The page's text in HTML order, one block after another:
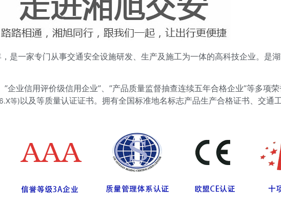
是一家专门从事交通安全设施研发、生产及施工为一体的高科技企业。是
”企业信用评价级信用企业”、”产品质量监督抽查连续五年合格企业”等多项
等)以及等质量认证证书。拥有全国标准地名标志产品生产合格证书、交通